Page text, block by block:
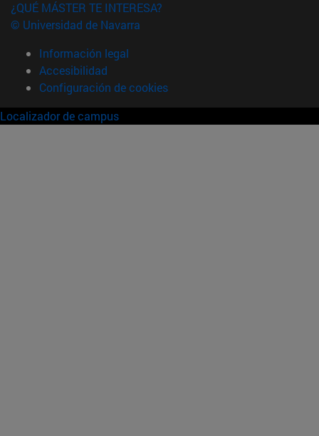
¿QUÉ MÁSTER TE INTERESA?
© Universidad de Navarra
Información legal
Accesibilidad
Configuración de cookies
Localizador de campus